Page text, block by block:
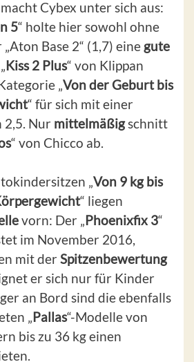
macht Cybex unter sich aus:
5“ holte hier sowohl ohne
Base 2“ (1,7) einegute
Kiss 2 Plus“ von Klippan
„Von der Geburt bis
“ für sich mit einer
2,5. Nur mittelmäßigschnitt
“ von Chicco ab.
„Von 9 kg bis
“ liegen
vorn: Der „Phoenixfix 3“
im November 2016,
mit derSpitzenbewertung
er sich nur für Kinder
an Bord sind die ebenfalls
„Pallas“-Modelle von
bis zu 36 kg einen